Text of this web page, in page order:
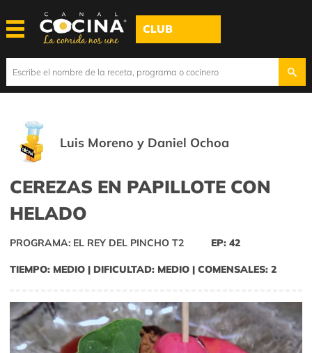
CLUB
Luis Moreno y Daniel Ochoa
CEREZAS EN PAPILLOTE CON
HELADO
PROGRAMA: EL REY DEL PINCHO T2 EP: 42
TIEMPO: MEDIO | DIFICULTAD: MEDIO | COMENSALES: 2